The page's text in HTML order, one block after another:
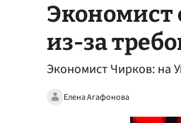
Экономист
из-за
Экономист Чирков: на
Елена Агафонова